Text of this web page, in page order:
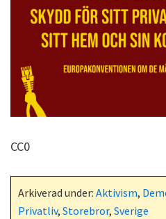
CC0
Arkiverad under: Aktivism,
Privatliv, Storebror, Sverige